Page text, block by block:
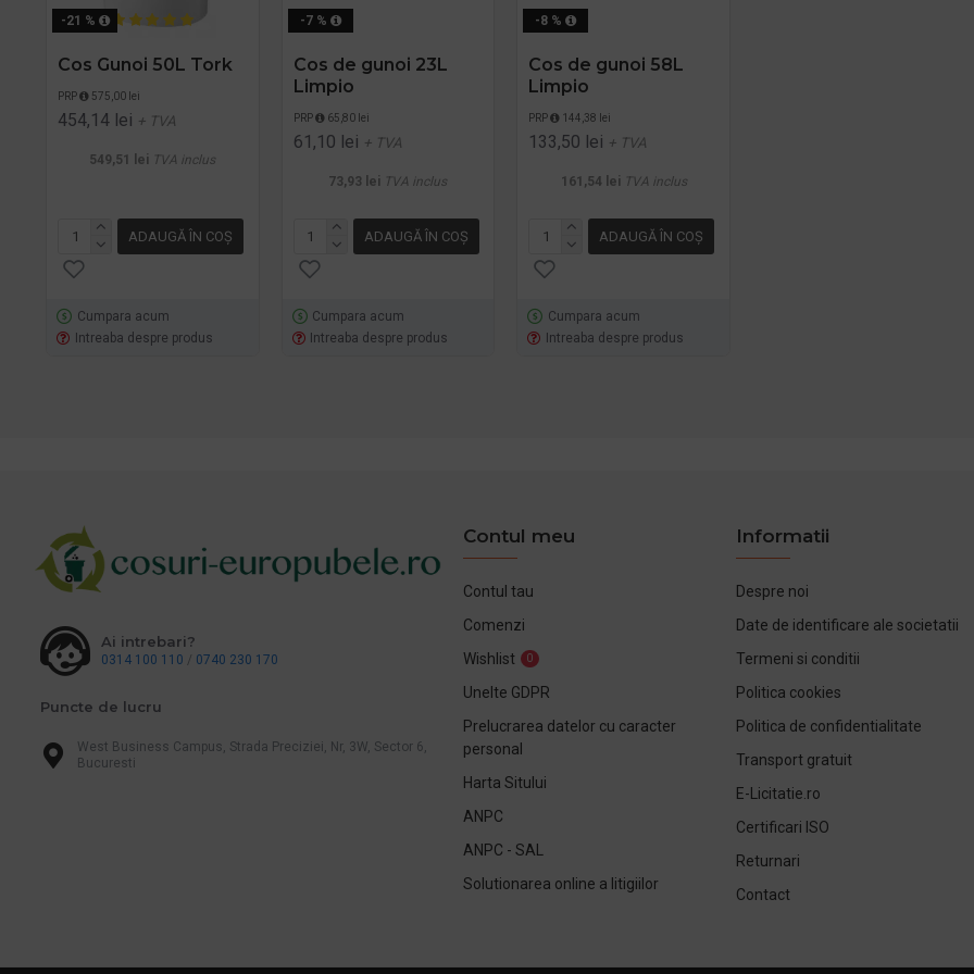
-21 %
Cos Gunoi 50L Tork
PRP 575,00 lei
454,14 lei + TVA
549,51 lei TVA inclus
ADAUGĂ ÎN COŞ
Cumpara acum
Intreaba despre produs
-7 %
Cos de gunoi 23L
Limpio
PRP 65,80 lei
61,10 lei + TVA
73,93 lei TVA inclus
ADAUGĂ ÎN COŞ
Cumpara acum
Intreaba despre produs
-8 %
Cos de gunoi 58L
Limpio
PRP 144,38 lei
133,50 lei + TVA
161,54 lei TVA inclus
ADAUGĂ ÎN COŞ
Cumpara acum
Intreaba despre produs
Ai intrebari?
0314 100 110 / 0740 230 170
Puncte de lucru
West Business Campus, Strada Preciziei, Nr, 3W, Sector 6,
Bucuresti
Contul meu
Contul tau
Comenzi
Wishlist
0
Unelte GDPR
Prelucrarea datelor cu caracter
personal
Harta Sitului
ANPC
ANPC - SAL
Solutionarea online a litigiilor
Informatii
Despre noi
Date de identificare ale societatii
Termeni si conditii
Politica cookies
Politica de confidentialitate
Transport gratuit
E-Licitatie.ro
Certificari ISO
Returnari
Contact